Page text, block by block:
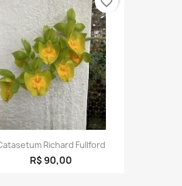
Richard Fullford
R$ 90,00